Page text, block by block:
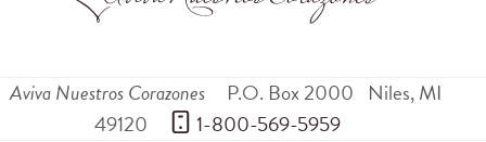
Aviva Nuestros Corazones P.O. Box 2000 Niles,MI
49120
1-800-569-5959